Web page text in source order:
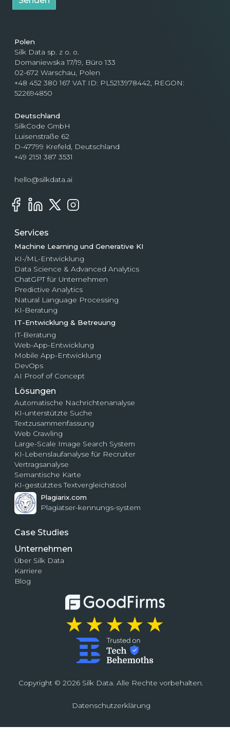
Polen
Silk Data sp. z o. o.
Domaniewska 17/19, Büro 133
02-672 Warschau, Polen
+48 452 380 167 VAT ID: PL5213978442, REGON:
522694850
Deutschland
SilkCode GmbH
Luisenstraße 62
D-47799 Krefeld, Deutschland
+49 2151 387 3531
hello@silkdata.ai
Services
Machine Learning und Generative KI
KI-/ML-Entwicklung
Data Science & Advanced Analytics
ChatGPT für Unternehmen
Predictive Analytics
Natural Language Processing
KI-Beratung
IT-Entwicklung & Betreuung
IT-Beratung
Web-App-Entwicklung
Mobile App-Entwicklung
DevOps
AI Proof of Concept
Lösungen
Automatische Nachrichtenanalyse
KI-unterstützte Suche
Textzusammenfassung
Web Crawling
Large-Scale Image Search System
KI-Lebenslaufanalyse für Recruiter
Vertragsanalyse
Semantische Karte
KI-gestütztes Textvergleichstool
Plagiarix.com
Plagiatser-kennungs-system
Case Studies
Unternehmen
Über Silk Data
Karriere
Blog
Copyright © 2026 Silk Data. Alle Rechte vorbehalten.
Datenschutzerklärung